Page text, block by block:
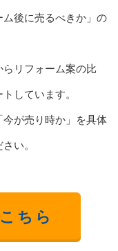
後に売るべきか」の
リフォーム案の比
しています。
今が売り時か」を具体
い。
ちら